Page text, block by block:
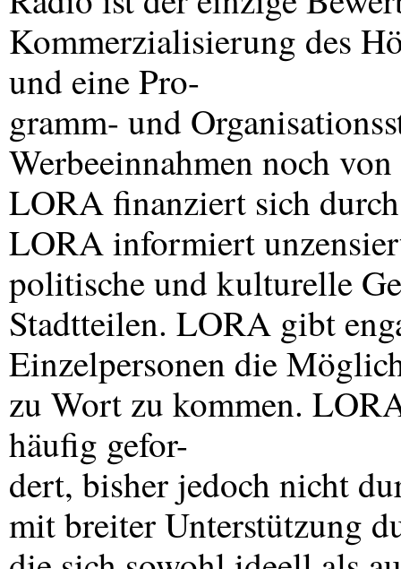
Kommerzialisierung des
und eine Pro-
gramm- und
Werbeeinnahmen noch
LORA finanziert sich
LORAinformiert
politische und kulturelle
Stadtteilen. LORA gibt
Einzelpersonen die
zu Wort zu kommen.
häufig gefor-
dert, bisher jedoch nicht
mit breiter Unterstützung